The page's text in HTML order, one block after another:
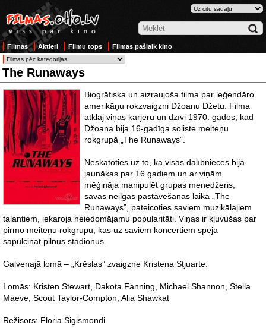
Filmas Aktieri Filmu tops Filmas pašlaik kino
The Runaways
Biogrāfiska un aizraujoša filma par leģendāro
amerikāņu rokzvaigzni Džoanu Džetu. Filma
atklāj viņas karjeru un dzīvi 1970. gados, kad
Džoana bija 16-gadīga soliste meiteņu
rokgrupā „The Runaways”.
Neskatoties uz to, ka visas dalībnieces bija
jaunākas par 16 gadiem un ar viņām
mēģināja manipulēt grupas menedžeris,
savas neilgās pastāvēšanas laikā „The
Runaways”, pateicoties saviem muzikālajiem
talantiem, iekaroja neiedomājamu popularitāti. Viņas ir kļuvušas par
pirmo meiteņu rokgrupu, kas uz saviem koncertiem spēja
sapulcināt pilnus stadionus.
Galvenajā lomā – „Krēslas” zvaigzne Kristena Stjuarte.
Lomās: Kristen Stewart, Dakota Fanning, Michael Shannon, Stella
Maeve, Scout Taylor-Compton, Alia Shawkat
Režisors: Floria Sigismondi